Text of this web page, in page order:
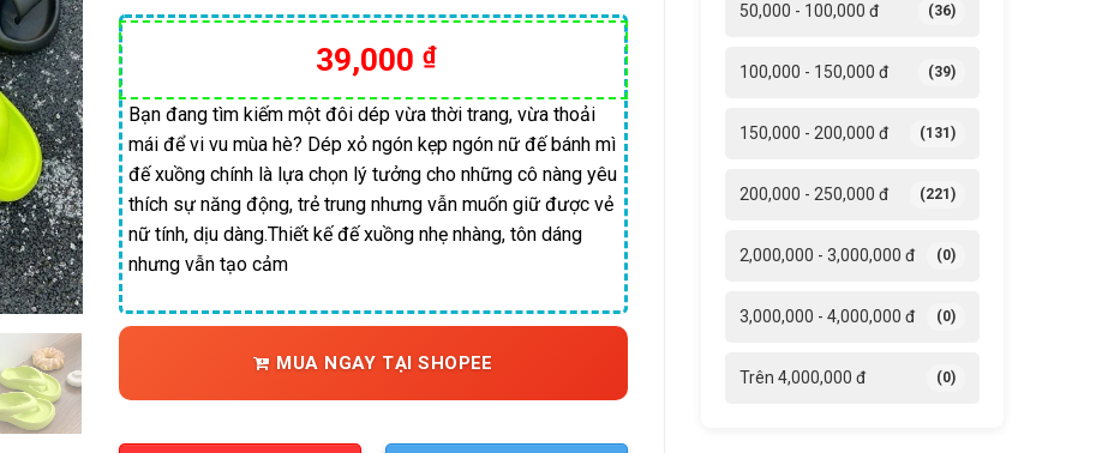
50,000 - 100,000 đ (36)
100,000 - 150,000 đ (39)
150,000 - 200,000 đ (131)
200,000 - 250,000 đ (221)
2,000,000 - 3,000,000 đ (0)
3,000,000 - 4,000,000 đ (0)
Trên 4,000,000 đ (0)
39,000₫
Bạn đang tìm kiếm một đôi dép vừa thời trang, vừa thoải
mái để vi vu mùa hè? Dép xỏ ngón kẹp ngón nữ đế bánh mì
đế xuồng chính là lựa chọn lý tưởng cho những cô nàng yêu
thích sự năng động, trẻ trung nhưng vẫn muốn giữ được vẻ
nữ tính, dịu dàng.Thiết kế đế xuồng nhẹ nhàng, tôn dáng
nhưng vẫn tạo cảm
MUA NGAY TẠI SHOPEE